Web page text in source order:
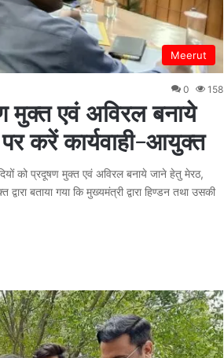
Meerut
0 158
मुक्त एवं अविरल बनाये
करें कार्यवाही-आयुक्त
को प्रदूषण मुक्त एवं अविरल बनाये जाने हेतु मेरठ,
बताया गया कि मुख्यमंत्री द्वारा हिण्डन तथा उसकी